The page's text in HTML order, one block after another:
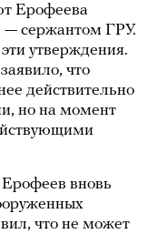
Ерофеева
— сержантом ГРУ.
утверждения.
что
действительно
но на момент
вновь
что не может